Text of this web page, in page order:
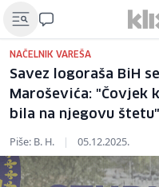
NAČELNIK VAREŠA
Savez logoraša BiH
Maroševića: "Čovjek
bila na njegovu štetu"
Piše: B. H. | 05.12.2025.